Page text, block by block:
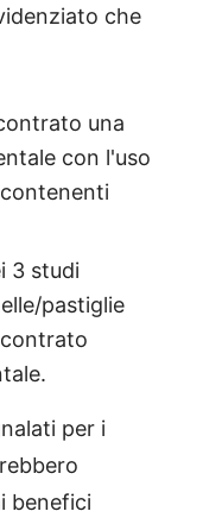
che
una
con l'uso
3 studi
pastiglie
per i
benefici